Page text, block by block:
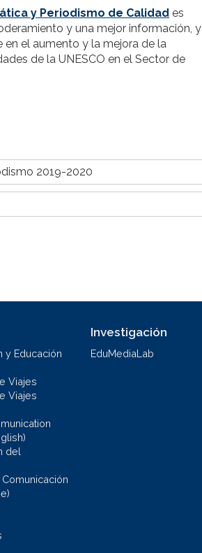
y Periodismo de Calidad es
y una mejor información, y
el aumento y la mejora de la
de la UNESCO en el Sector de
2019-2020
y Educación
Viajes
Viajes
del
Investigación
EduMediaLab